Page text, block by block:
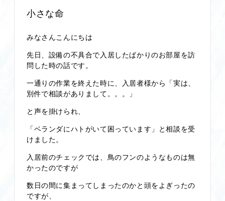
小さな命
みなさんこんにちは
先日、設備の不具合で入居したばかりのお部屋を訪
問した時の話です。
一通りの作業を終えた時に、入居者様から「実は、
別件で相談がありまして。。。」
と声を掛けられ、
「ベランダにハトがいて困っています」と相談を受
けました。
入居前のチェックでは、鳥のフンのようなものは無
かったのですが
数日の間に集まってしまったのかと頭をよぎったの
ですが、